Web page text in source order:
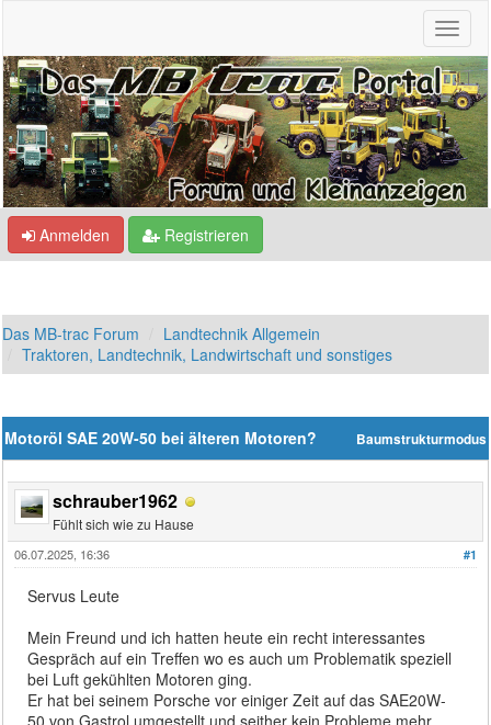
Anmelden Registrieren
Das MB-trac Forum
Landtechnik Allgemein
Traktoren, Landtechnik, Landwirtschaft und sonstiges
Baumstrukturmodus
Motoröl SAE 20W-50 bei älteren Motoren?
schrauber1962
Fühlt sich wie zu Hause
#1
06.07.2025, 16:36
Servus Leute
Mein Freund und ich hatten heute ein recht interessantes
Gespräch auf ein Treffen wo es auch um Problematik speziell
bei Luft gekühlten Motoren ging.
Er hat bei seinem Porsche vor einiger Zeit auf das SAE20W-
50 von Gastrol umgestellt und seither kein Probleme mehr